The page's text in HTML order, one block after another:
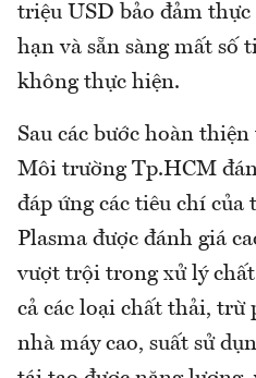
triệu USD bảo đảm
hạn và sẵn sàng mất số
không thực hiện.
Sau các bước hoàn
Môi trường Tp.HCM
đáp ứng các tiêu chí của
Plasma được đánh giá
vượt trội trong xử lý
cả các loại chất thải, trừ
nhà máy cao, suất sử